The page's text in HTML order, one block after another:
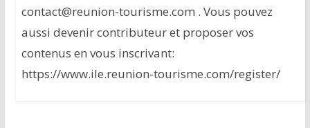
contact@reunion-tourisme.com . Vous pouvez
aussi devenir contributeur et proposer vos
contenus en vous inscrivant:
https://www.ile.reunion-tourisme.com/register/